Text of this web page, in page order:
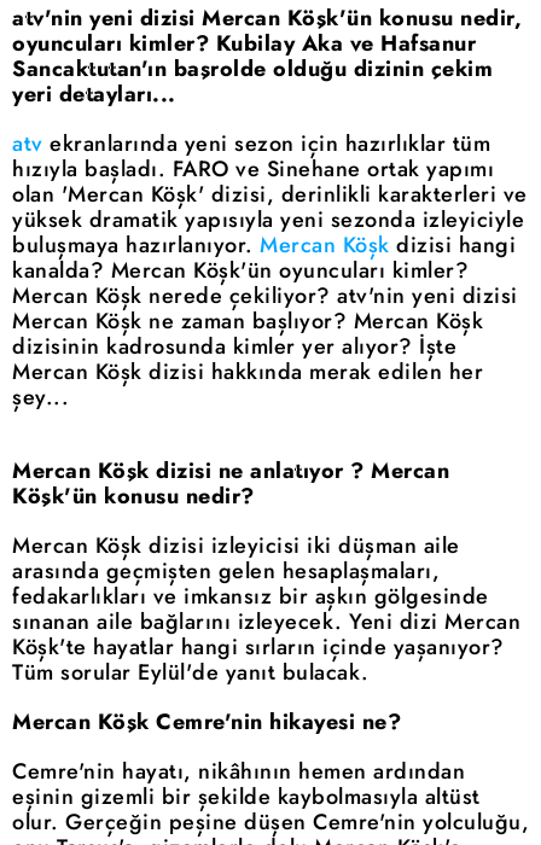
atv'nin yeni dizisi Mercan Köşk'ün konusu nedir,
oyuncuları kimler? Kubilay Aka ve Hafsanur
Sancaktutan'ın başrolde olduğu dizinin çekim
yeri detayları...
atv ekranlarında yeni sezon için hazırlıklar tüm
hızıyla başladı. FARO ve Sinehane ortak yapımı
olan 'Mercan Köşk' dizisi, derinlikli karakterleri ve
yüksek dramatik yapısıyla yeni sezonda izleyiciyle
buluşmaya hazırlanıyor. Mercan Köşk dizisi hangi
kanalda? Mercan Köşk'ün oyuncuları kimler?
Mercan Köşk nerede çekiliyor? atv'nin yeni dizisi
Mercan Köşk ne zaman başlıyor? Mercan Köşk
dizisinin kadrosunda kimler yer alıyor? İşte
Mercan Köşk dizisi hakkında merak edilen her
şey...
Mercan Köşk dizisi ne anlatıyor ? Mercan
Köşk'ün konusu nedir?
Mercan Köşk dizisi izleyicisi iki düşman aile
arasında geçmişten gelen hesaplaşmaları,
fedakarlıkları ve imkansız bir aşkın gölgesinde
sınanan aile bağlarını izleyecek. Yeni dizi Mercan
Köşk'te hayatlar hangi sırların içinde yaşanıyor?
Tüm sorular Eylül'de yanıt bulacak.
Mercan Köşk Cemre'nin hikayesi ne?
Cemre'nin hayatı, nikâhının hemen ardından
eşinin gizemli bir şekilde kaybolmasıyla altüst
olur. Gerçeğin peşine düşen Cemre'nin yolculuğu,